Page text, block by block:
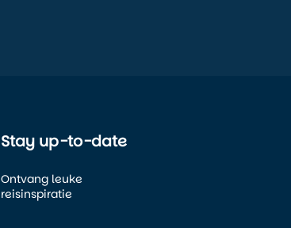
Stay up-to-date
Ontvang leuke
reisinspiratie